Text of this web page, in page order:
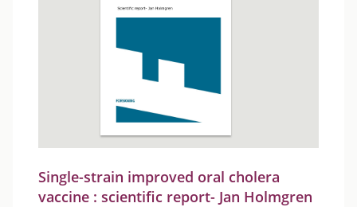
Single-strain improved oral cholera
vaccine : scientific report- Jan Holmgren